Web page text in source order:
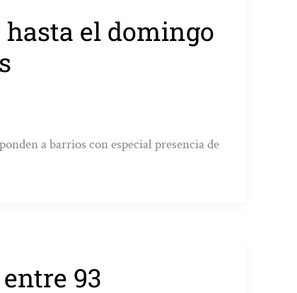
el domingo
a barrios con especial presencia de
93